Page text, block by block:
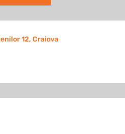
12, Craiova